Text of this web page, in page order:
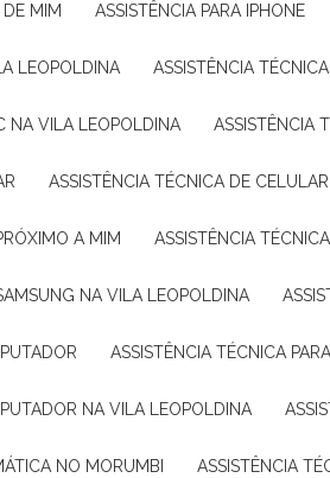
DE MIM ASSISTÊNCIA PARA IPHONE
LEOPOLDINA ASSISTÊNCIA
NA VILA LEOPOLDINA ASSISTÊNCIA
ASSISTÊNCIA TÉCNICA DE
A MIM ASSISTÊNCIA
NA VILA LEOPOLDINA
ASSISTÊNCIA TÉCNICA
NA VILA LEOPOLDINA
NO MORUMBI ASSISTÊNCIA